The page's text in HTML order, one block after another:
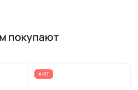
покупают
ХИТ